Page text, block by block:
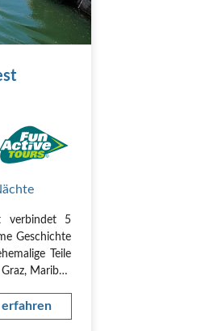
verbindet 5
Geschichte
Teile
Maribor,
erfahren